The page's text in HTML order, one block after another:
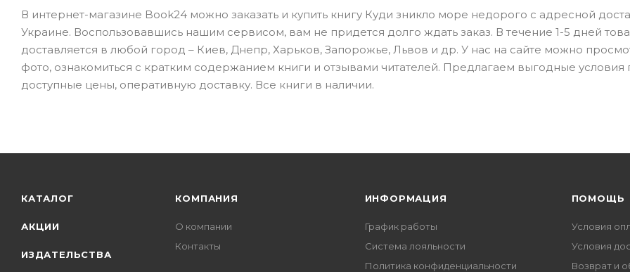
В интернет-магазине Book24 можно заказать и купить книгу Куди зникло море недорого с адресной
Украине. Воспользовавшись нашим сервисом, вам не придется долго ждать заказ. В течение 1-5 дней
доставляется в любой город – Киев, Днепр, Харьков, Запорожье, Львов и др. У нас на сайте можно
фото, ознакомиться с кратким содержанием книги и отзывами читателей. Предлагаем выгодные условия
доступные цены, оперативную доставку. Все книги в наличии.
КАТАЛОГ
АКЦИИ
ИЗДАТЕЛЬСТВА
КОМПАНИЯ
О компании
Контакты
ИНФОРМАЦИЯ
График работы
Система лояльности
Политика конфиденциальности
ПОМОЩЬ
Условия
Условия
Возврат и